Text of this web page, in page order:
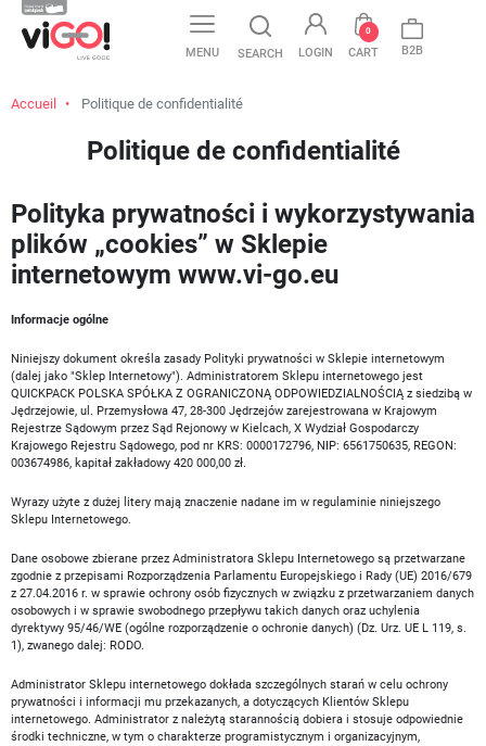
MENU SEARCH LOGIN CART
0
B2B
Accueil Politique de confidentialité
Politique de confidentialité
Polityka prywatności i wykorzystywania
plików „cookies” w Sklepie
internetowym www.vi-go.eu
Informacje ogólne
Niniejszy dokument określa zasady Polityki prywatności w Sklepie internetowym
(dalej jako "Sklep Internetowy"). Administratorem Sklepu internetowego jest
QUICKPACK POLSKA SPÓŁKA Z OGRANICZONĄ ODPOWIEDZIALNOŚCIĄ z siedzibą w
Jędrzejowie, ul. Przemysłowa 47, 28-300 Jędrzejów zarejestrowana w Krajowym
Rejestrze Sądowym przez Sąd Rejonowy w Kielcach, X Wydział Gospodarczy
Krajowego Rejestru Sądowego, pod nr KRS: 0000172796, NIP: 6561750635, REGON:
003674986, kapitał zakładowy 420 000,00 zł.
Wyrazy użyte z dużej litery mają znaczenie nadane im w regulaminie niniejszego
Sklepu Internetowego.
Dane osobowe zbierane przez Administratora Sklepu Internetowego są przetwarzane
zgodnie z przepisami Rozporządzenia Parlamentu Europejskiego i Rady (UE) 2016/679
z 27.04.2016 r. w sprawie ochrony osób fizycznych w związku z przetwarzaniem danych
osobowych i w sprawie swobodnego przepływu takich danych oraz uchylenia
dyrektywy 95/46/WE (ogólne rozporządzenie o ochronie danych) (Dz. Urz. UE L 119, s.
1), zwanego dalej: RODO.
Administrator Sklepu internetowego dokłada szczególnych starań w celu ochrony
prywatności i informacji mu przekazanych, a dotyczących Klientów Sklepu
internetowego. Administrator z należytą starannością dobiera i stosuje odpowiednie
środki techniczne, w tym o charakterze programistycznym i organizacyjnym,